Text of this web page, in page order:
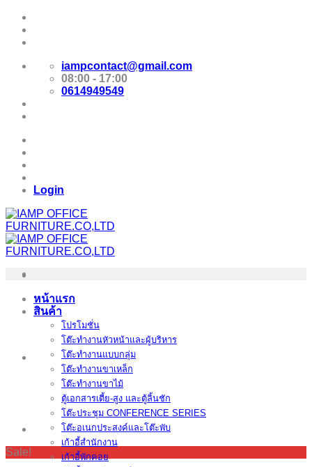
Skip
content
iampcontact@gmail.com
08:00 - 17:00
0614949549
Login
หน้าแรก
สินค้า
โปรโมชั่น
โต๊ะทำงานหัวหน้าและผู้บริหาร
โต๊ะทำงานแบบกลุ่ม
โต๊ะทำงานขาเหล็ก
โต๊ะทำงานขาไม้
ตู้เอกสารเตี้ย-สูง และตู้ลิ้นชัก
โต๊ะประชุม CONFERENCE SERIES
โต๊ะอเนกประสงค์และโต๊ะพับ
เก้าอี้สำนักงาน
เก้าอี้พักคอย
Sale!